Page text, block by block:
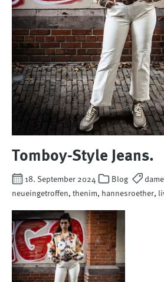
Tomboy-Style Jeans.
18. September 2024 Blog
neueingetroffen, thenim, hannesroether,